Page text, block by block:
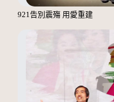
921告別震殤 用愛重建